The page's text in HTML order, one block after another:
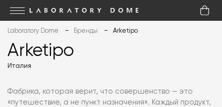
Laboratory Dome Бренды Arketipo
Arketipo
Италия
Фабрика, которая верит, что совершенство — это
«путешествие, а не пункт назначения». Каждый продукт,